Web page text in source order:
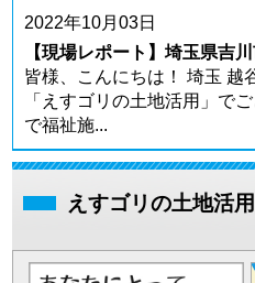
2022年10月03日
【現場レポート】埼玉県吉
皆様、こんにちは！ 埼玉 越
「えすゴリの土地活用」で
で福祉施...
えすゴリの土地活